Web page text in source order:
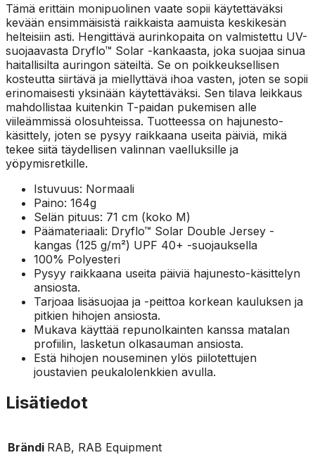
Tämä erittäin monipuolinen vaate sopii käytettäväksi
kevään ensimmäisistä raikkaista aamuista keskikesän
helteisiin asti. Hengittävä aurinkopaita on valmistettu UV-
suojaavasta Dryflo™ Solar -kankaasta, joka suojaa sinua
haitallisilta auringon säteiltä. Se on poikkeuksellisen
kosteutta siirtävä ja miellyttävä ihoa vasten, joten se sopii
erinomaisesti yksinään käytettäväksi. Sen tilava leikkaus
mahdollistaa kuitenkin T-paidan pukemisen alle
viileämmissä olosuhteissa. Tuotteessa on hajunesto-
käsittely, joten se pysyy raikkaana useita päiviä, mikä
tekee siitä täydellisen valinnan vaelluksille ja
yöpymisretkille.
Istuvuus: Normaali
Paino: 164g
Selän pituus: 71 cm (koko M)
Päämateriaali: Dryflo™ Solar Double Jersey -
kangas (125 g/m²) UPF 40+ -suojauksella
100% Polyesteri
Pysyy raikkaana useita päiviä hajunesto-käsittelyn
ansiosta.
Tarjoaa lisäsuojaa ja -peittoa korkean kauluksen ja
pitkien hihojen ansiosta.
Mukava käyttää repunolkainten kanssa matalan
profiilin, lasketun olkasauman ansiosta.
Estä hihojen nouseminen ylös piilotettujen
joustavien peukalolenkkien avulla.
Lisätiedot
Brändi RAB, RAB Equipment